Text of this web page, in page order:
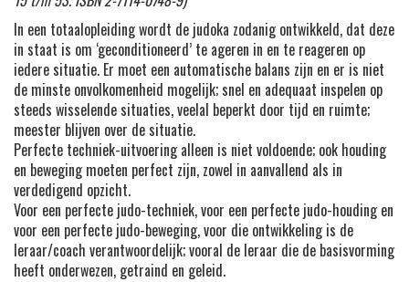
In een totaalopleiding wordt de judoka zodanig ontwikkeld, dat deze
in staat is om ‘geconditioneerd’ te ageren in en te reageren op
iedere situatie. Er moet een automatische balans zijn en er is niet
de minste onvolkomenheid mogelijk; snel en adequaat inspelen op
steeds wisselende situaties, veelal beperkt door tijd en ruimte;
meester blijven over de situatie.
Perfecte techniek-uitvoering alleen is niet voldoende; ook houding
en beweging moeten perfect zijn, zowel in aanvallend als in
verdedigend opzicht.
Voor een perfecte judo-techniek, voor een perfecte judo-houding en
voor een perfecte judo-beweging, voor die ontwikkeling is de
leraar/coach verantwoordelijk; vooral de leraar die de basisvorming
heeft onderwezen, getraind en geleid.